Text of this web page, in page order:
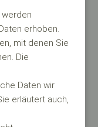
erhoben.
mit denen Sie
Die
Daten wir
erläutert auch,